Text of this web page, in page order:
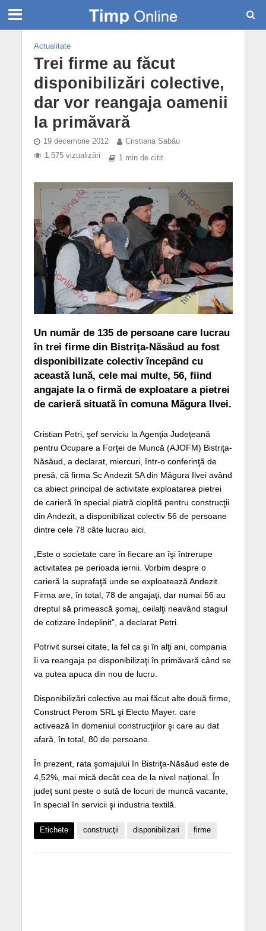
Actualitate
Trei firme au făcut
disponibilizări colective,
dar vor reangaja oamenii
la primăvară
19 decembrie 2012
Cristiana Sabău
1.575 vizualizări
1 min de citit
Un număr de 135 de persoane care lucrau
în trei firme din Bistriţa-Năsăud au fost
disponibilizate colectiv începând cu
această lună, cele mai multe, 56, fiind
angajate la o firmă de exploatare a pietrei
de carieră situată în comuna Măgura Ilvei.
Cristian Petri, şef serviciu la Agenţia Judeţeană
pentru Ocupare a Forţei de Muncă (AJOFM) Bistriţa-
Năsăud, a declarat, miercuri, într-o conferinţă de
presă, că firma Sc Andezit SA din Măgura Ilvei având
ca abiect principal de activitate exploatarea pietrei
de carieră în special piatră cioplită pentru construcţii
din Andezit, a disponibilizat colectiv 56 de persoane
dintre cele 78 câte lucrau aici.
„Este o societate care în fiecare an îşi întrerupe
activitatea pe perioada iernii. Vorbim despre o
carieră la suprafaţă unde se exploatează Andezit.
Firma are, în total, 78 de angajaţi, dar numai 56 au
dreptul să primească şomaj, ceilalţi neavând stagiul
de cotizare îndeplinit”, a declarat Petri.
Potrivit sursei citate, la fel ca şi în alţi ani, compania
îi va reangaja pe disponibilizaţi în primăvară când se
va putea apuca din nou de lucru.
Disponibilizări colective au mai făcut alte două firme,
Construct Perom SRL şi Electo Mayer. care
activează în domeniul construcţiilor şi care au dat
afară, în total, 80 de persoane.
În prezent, rata şomajului în Bistriţa-Năsăud este de
4,52%, mai mică decât cea de la nivel naţional. În
judeţ sunt peste o sută de locuri de muncă vacante,
în special în servicii şi industria textilă.
Etichete construcţii disponibilizari firme